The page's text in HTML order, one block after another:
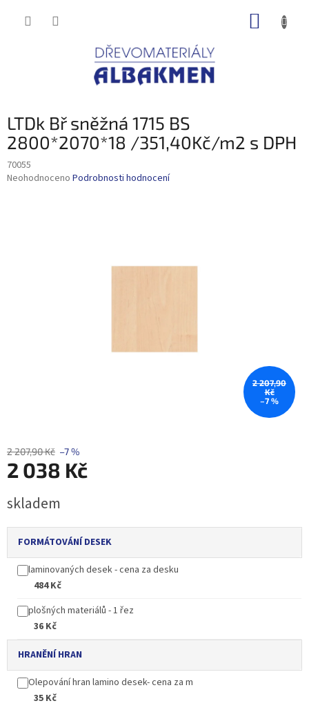
LTDk Bř sněžná 1715 BS
2800*2070*18 /351,40Kč/m2 s DPH
70055
Průměrné
Neohodnoceno Podrobnosti hodnocení
2 207,90
Kč
–7 %
2 207,90 Kč –7 %
2 038 Kč
cena:
skladem
FORMÁTOVÁNÍ DESEK
laminovaných desek - cena za desku
484 Kč
plošných materiálů - 1 řez
36 Kč
HRANĚNÍ HRAN
Olepování hran lamino desek- cena za m
35 Kč